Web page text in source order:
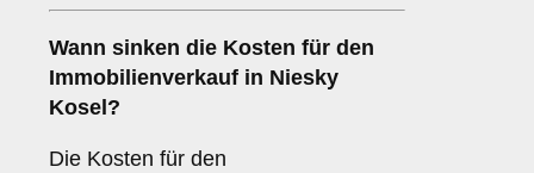
Wann sinken die Kosten für den
Immobilienverkauf in Niesky
Kosel?
Die Kosten für den